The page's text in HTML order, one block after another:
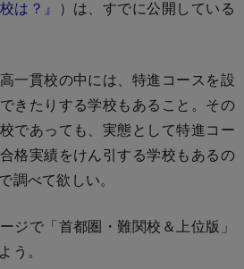
は？』 ）は、すでに公開している
一貫校の中には、特進コースを設
きたりする学校もあること。その
であっても、実態として特進コー
格実績をけん引する学校もあるの
調べて欲しい。
ジで「首都圏・難関校＆上位版」
う。